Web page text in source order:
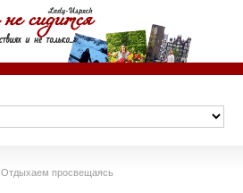
Отдыхаем просвещаясь